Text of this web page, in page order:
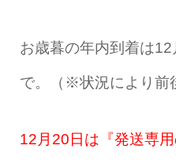
お歳暮の年内到着は
で。（※状況により前
12月20日は『発送専用